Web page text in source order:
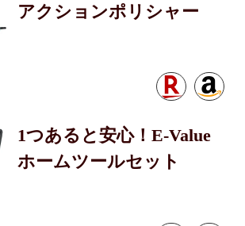
アクションポリシャー
1つあると安心！E-Value
ホームツールセット